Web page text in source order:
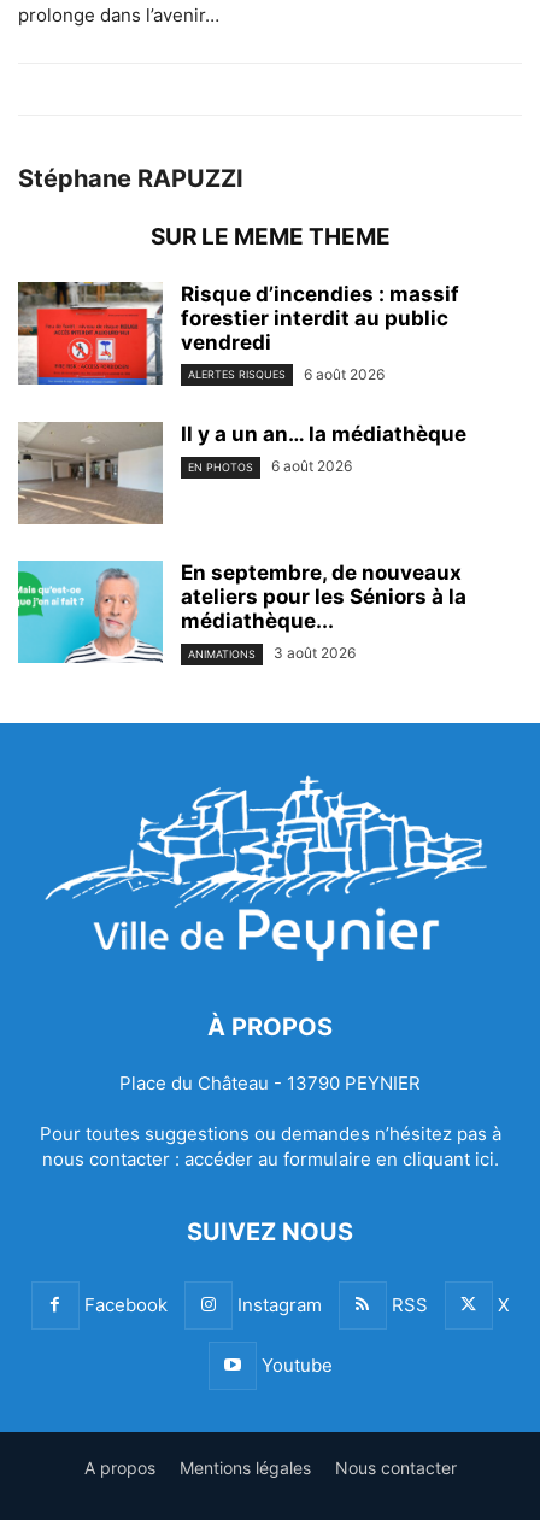
prolonge dans l’avenir…
Stéphane RAPUZZI
SUR LE MEME THEME
Risque d’incendies : massif
forestier interdit au public
vendredi
ALERTES RISQUES 6 août 2026
Il y a un an… la médiathèque
EN PHOTOS 6 août 2026
En septembre, de nouveaux
ateliers pour les Séniors à la
médiathèque...
ANIMATIONS 3 août 2026
À PROPOS
Place du Château - 13790 PEYNIER
Pour toutes suggestions ou demandes n’hésitez pas à
nous contacter : accéder au formulaire en cliquant ici.
SUIVEZ NOUS
Facebook Instagram RSS X
Youtube
A propos Mentions légales Nous contacter